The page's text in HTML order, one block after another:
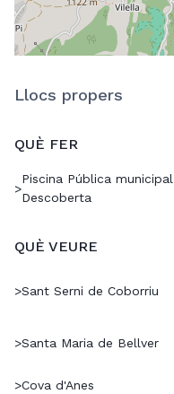
Llocs propers
QUÈ FER
>
Piscina Pública municipal
Descoberta
QUÈ VEURE
>Sant Serni de Coborriu
>Santa Maria de Bellver
>Cova d'Anes